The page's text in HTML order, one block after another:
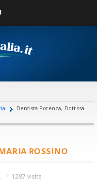
Dentista Potenza, Dott.ssa
ROSSINO
1287 visite